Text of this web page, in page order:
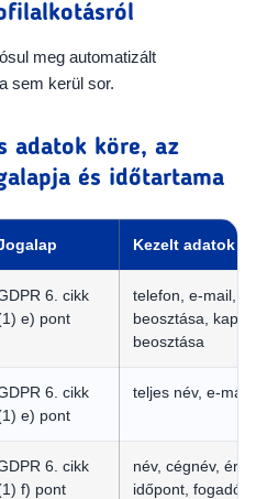
meg automatizált
sem kerül sor.
adatok köre, az
és időtartama
Kezelt adatok
6. cikk
e) pont
telefon, e-mail,
beosztása,
beosztása
6. cikk
e) pont
teljes név, e-mail
6. cikk
f) pont
név, cégnév,
időpont, fogadó